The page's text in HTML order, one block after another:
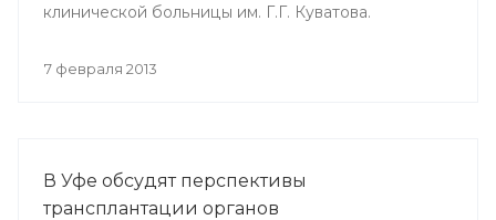
клинической больницы им. Г.Г. Куватова.
7 февраля 2013
В Уфе обсудят перспективы
трансплантации органов